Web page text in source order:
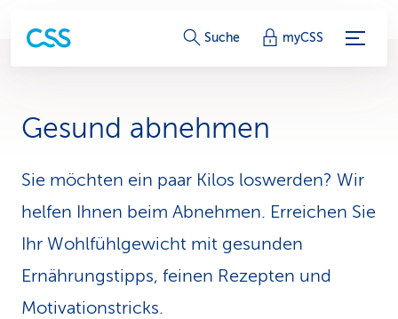
S
i
c
e
-
Suche myCSS
Gesund abnehmen
Sie möchten ein paar Kilos loswerden? Wir
helfen Ihnen beim Abnehmen. Erreichen Sie
Ihr Wohlfühlgewicht mit gesunden
Ernährungstipps, feinen Rezepten und
Motivationstricks.